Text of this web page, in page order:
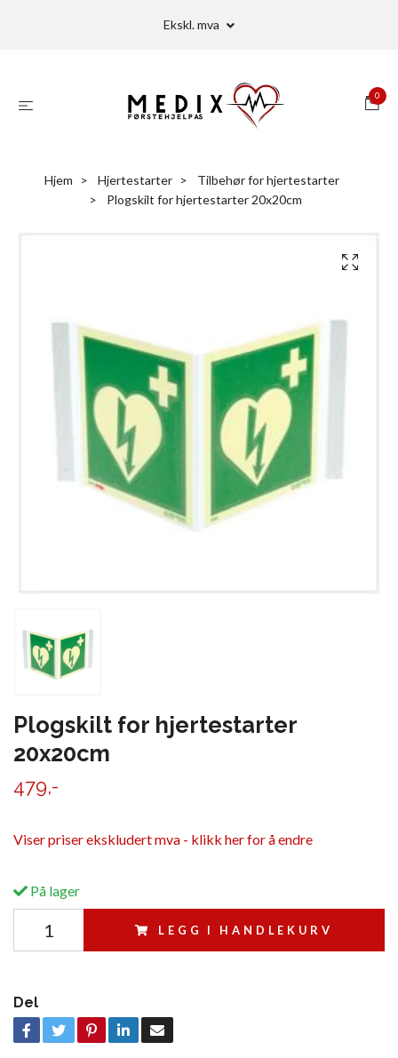
Ekskl. mva
0
Hjem Hjertestarter
Tilbehør for hjertestarter
Plogskilt for hjertestarter 20x20cm
Plogskilt for hjertestarter
20x20cm
479,-
Viser priser ekskludert mva - klikk her for å endre
På lager
LEGG I HANDLEKURV
Del